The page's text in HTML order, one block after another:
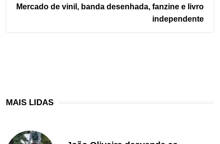
Mercado de vinil, banda desenhada, fanzine e livro
independente
MAIS LIDAS